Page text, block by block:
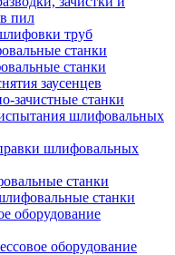
пил
труб
станки
станки
заусенцев
зачистные станки
шлифовальных
шлифовальных
станки
станки
оборудование
оборудование